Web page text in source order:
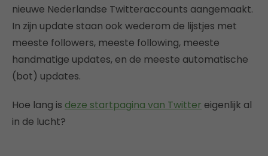
nieuwe Nederlandse Twitteraccounts aangemaakt.
In zijn update staan ook wederom de lijstjes met
meeste followers, meeste following, meeste
handmatige updates, en de meeste automatische
(bot) updates.
Hoe lang is deze startpagina van Twitter eigenlijk al
in de lucht?